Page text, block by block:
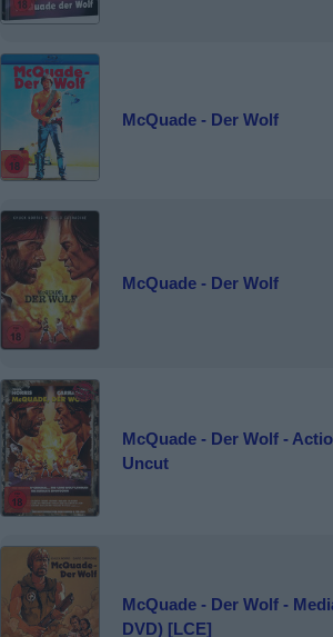
McQuade - Der Wolf
McQuade - Der Wolf
McQuade - Der Wolf -
Uncut
McQuade - Der Wolf -
DVD) [LCE]